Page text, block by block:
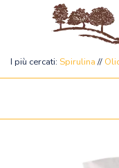
I più cercati: Spirulina //